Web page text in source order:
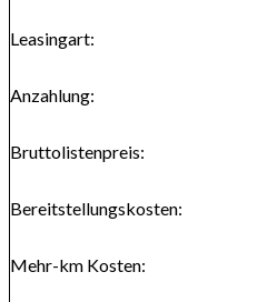
Leasingart:
Anzahlung:
Bruttolistenpreis:
Bereitstellungskosten:
Mehr-km Kosten: